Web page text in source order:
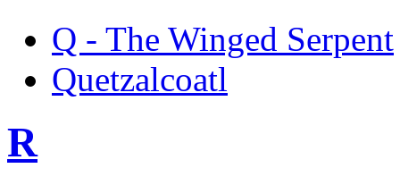
Q - The Winged Serpent
Quetzalcoatl
R